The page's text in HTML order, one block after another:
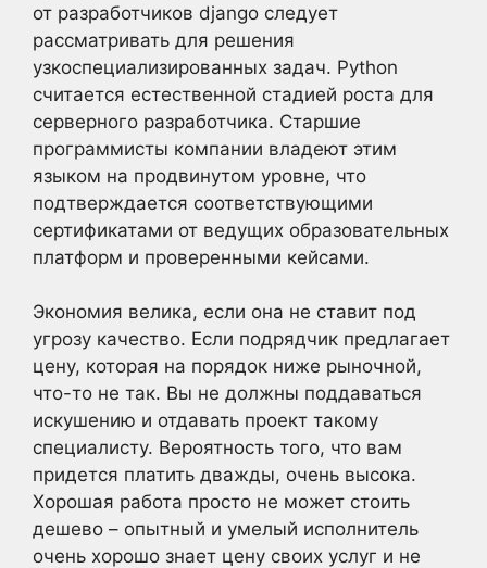
от разработчиков django следует
рассматривать для решения
узкоспециализированных задач. Python
считается естественной стадией роста для
серверного разработчика. Старшие
программисты компании владеют этим
языком на продвинутом уровне, что
подтверждается соответствующими
сертификатами от ведущих образовательных
платформ и проверенными кейсами.
Экономия велика, если она не ставит под
угрозу качество. Если подрядчик предлагает
цену, которая на порядок ниже рыночной,
что-то не так. Вы не должны поддаваться
искушению и отдавать проект такому
специалисту. Вероятность того, что вам
придется платить дважды, очень высока.
Хорошая работа просто не может стоить
дешево – опытный и умелый исполнитель
очень хорошо знает цену своих услуг и не